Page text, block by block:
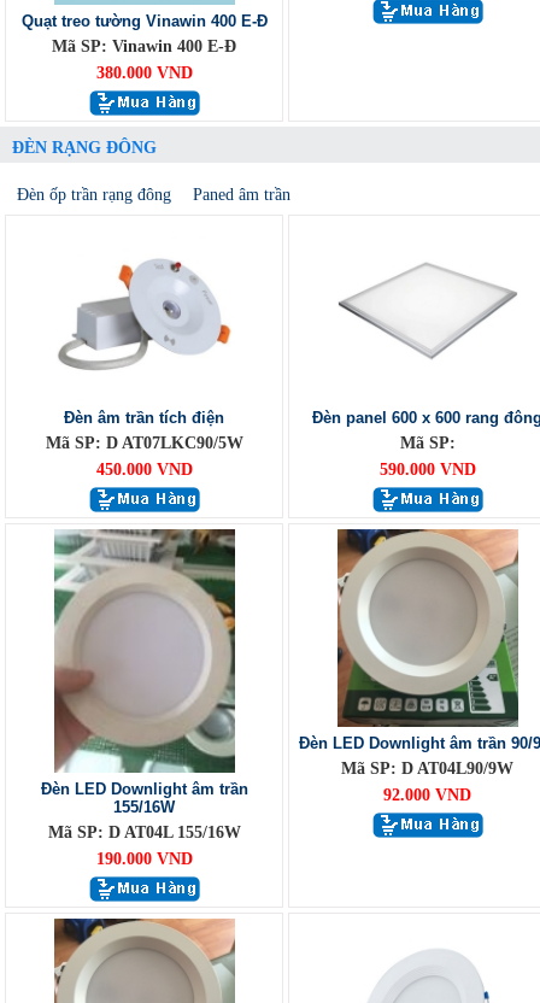
Quạt treo tường Vinawin 400 E-Đ
Mã SP: Vinawin 400 E-Đ
380.000 VND
ĐÈN RẠNG ĐÔNG
Đèn ốp trần rạng đông Paned âm trần
Đèn âm trần tích điện
Mã SP: D AT07LKC90/5W
450.000 VND
Đèn panel 600 x 600 rang
Mã SP:
590.000 VND
Đèn LED Downlight âm trần
155/16W
Mã SP: D AT04L 155/16W
190.000 VND
Đèn LED Downlight âm trần 90/
Mã SP: D AT04L90/9W
92.000 VND